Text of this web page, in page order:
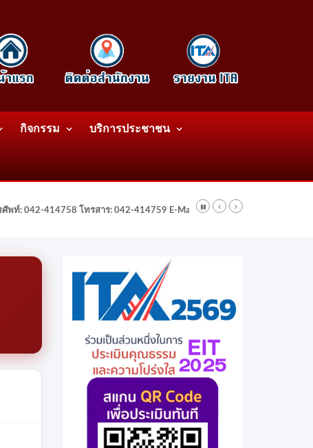
กิจกรรม บริการประชาชน
ท์: 042-414758 โทรสาร: 042-414759 E-Mail: wattatnk@gmail.com